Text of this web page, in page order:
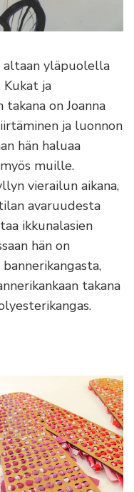
altaan yläpuolella
ja
on Joanna
ja luonnon
hän haluaa
muille.
vierailun aikana,
avaruudesta
ikkunalasien
hän on
takana